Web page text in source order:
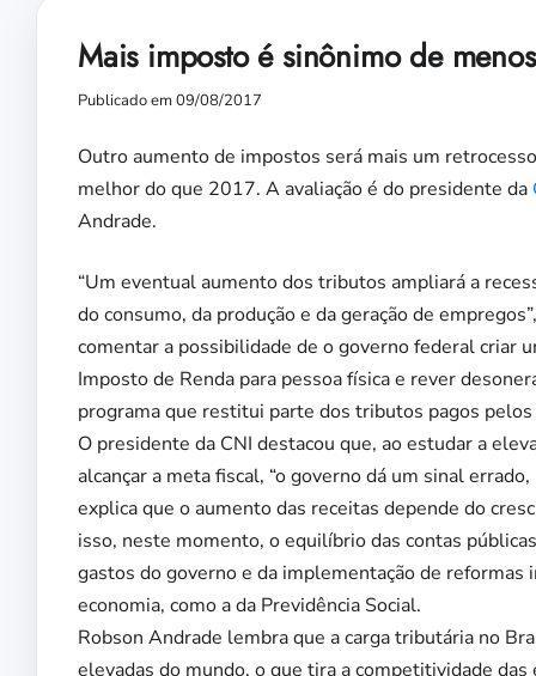
Mais imposto é sinônimo de
Publicado em 09/08/2017
Outro aumento de impostos será mais um
melhor do que 2017. A avaliação é do presidente da
Andrade.
“Um eventual aumento dos tributos ampliará a
do consumo, da produção e da geração de
comentar a possibilidade de o governo federal criar
Imposto de Renda para pessoa física e rever
programa que restitui parte dos tributos pagos
O presidente da CNI destacou que, ao estudar a
alcançar a meta fiscal, “o governo dá um sinal
explica que o aumento das receitas depende do
isso, neste momento, o equilíbrio das contas
gastos do governo e da implementação de reformas
economia, como a da Previdência Social.
Robson Andrade lembra que a carga tributária no
elevadas do mundo, o que tira a competitividade